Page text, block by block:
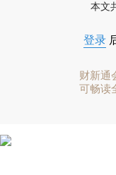
本文
登录
财新通
可畅读